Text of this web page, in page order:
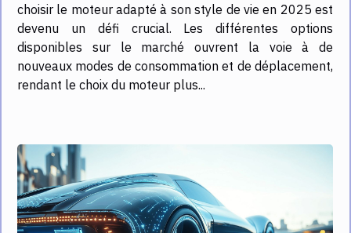
choisir le moteur adapté à son style de vie en 2025 est
devenu un défi crucial. Les différentes options
disponibles sur le marché ouvrent la voie à de
nouveaux modes de consommation et de déplacement,
rendant le choix du moteur plus...